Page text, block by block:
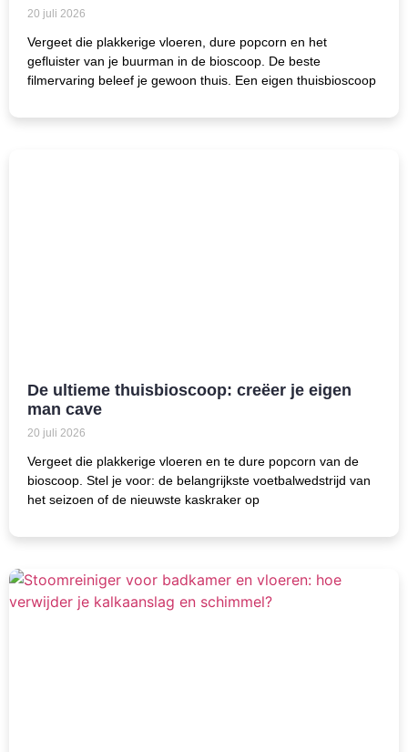
20 juli 2026
Vergeet die plakkerige vloeren, dure popcorn en het
gefluister van je buurman in de bioscoop. De beste
filmervaring beleef je gewoon thuis. Een eigen thuisbioscoop
De ultieme thuisbioscoop: creëer je eigen
man cave
20 juli 2026
Vergeet die plakkerige vloeren en te dure popcorn van de
bioscoop. Stel je voor: de belangrijkste voetbalwedstrijd van
het seizoen of de nieuwste kaskraker op